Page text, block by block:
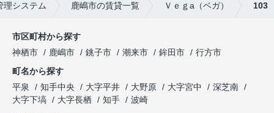
理システム 鹿嶋市の賃貸一覧 Ｖｅｇa（ベガ） 103
市区町村から探す
神栖市
鹿嶋市 銚子市 潮来市 鉾田市
行方市
町名から探す
平泉
知手中央 大字平井 大野原 大字宮中
深芝南
大字下塙
大字長栖 知手
波崎